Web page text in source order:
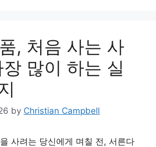
, 처음 사는 사
많이 하는 실
by Christian Campbell
사려는 당신에게 며칠 전, 서른다